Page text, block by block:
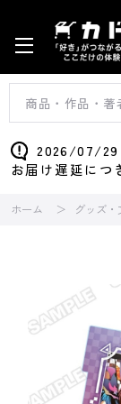
2026/07/29
お届け遅延につ
ホーム グッズ・